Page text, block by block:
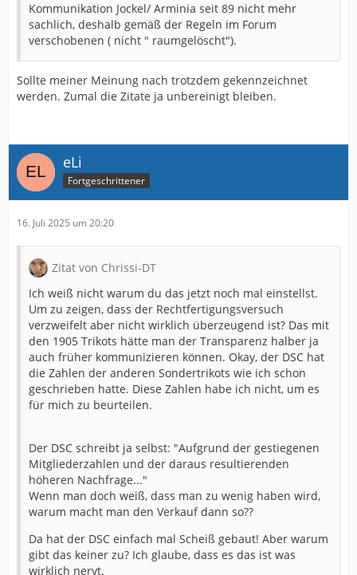
Kommunikation Jockel/ Arminia seit 89 nicht mehr
sachlich, deshalb gemäß der Regeln im Forum
verschobenen ( nicht " raumgelöscht").
Sollte meiner Meinung nach trotzdem gekennzeichnet
werden. Zumal die Zitate ja unbereinigt bleiben.
eLi
Fortgeschrittener
16. Juli 2025 um 20:20
Zitat von Chrissi-DT
Ich weiß nicht warum du das jetzt noch mal einstellst.
Um zu zeigen, dass der Rechtfertigungsversuch
verzweifelt aber nicht wirklich überzeugend ist? Das mit
den 1905 Trikots hätte man der Transparenz halber ja
auch früher kommunizieren können. Okay, der DSC hat
die Zahlen der anderen Sondertrikots wie ich schon
geschrieben hatte. Diese Zahlen habe ich nicht, um es
für mich zu beurteilen.
Der DSC schreibt ja selbst: "Aufgrund der gestiegenen
Mitgliederzahlen und der daraus resultierenden
höheren Nachfrage..."
Wenn man doch weiß, dass man zu wenig haben wird,
warum macht man den Verkauf dann so??
Da hat der DSC einfach mal Scheiß gebaut! Aber warum
gibt das keiner zu? Ich glaube, dass es das ist was
wirklich nervt.